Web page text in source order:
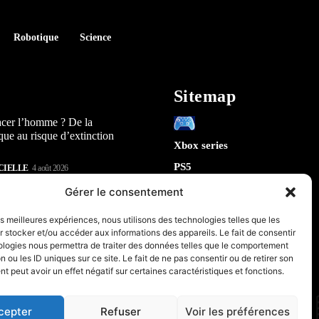
Gérer le consentement
meilleures expériences, nous utilisons des technologies telles que les
stocker et/ou accéder aux informations des appareils. Le fait de consentir
nous permettra de traiter des données telles que le comportement
ou les ID uniques sur ce site. Le fait de ne pas consentir ou de retirer son
peut avoir un effet négatif sur certaines caractéristiques et fonctions.
Refuser Voir les préférences
Robotique Science
l’homme ? De la
au risque d’extinction
4 août 2026
Play : 5 révélations sur la
qui arrive en 2026
la sécurité de Chrome : 5
sur le futur de votre
Sitemap
Xbox series
PS5
Switch
IA
Robotique
Espace
PC & Composants Gaming